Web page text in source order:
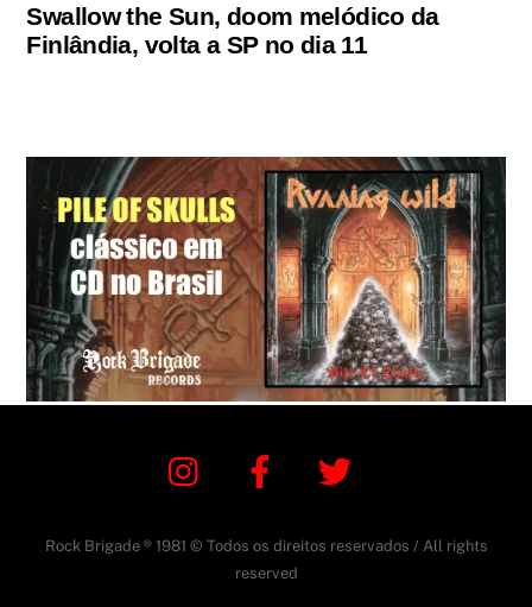
Swallow the Sun, doom melódico da
Finlândia, volta a SP no dia 11
Instagram Facebook
Rock Brigade ® 1981 © Todos os direitos reservados / All rights
reserved